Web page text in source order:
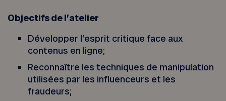
Objectifs de l’atelier
Développer l’esprit critique face aux
contenus en ligne;
Reconnaître les techniques de manipulation
utilisées par les influenceurs et les
fraudeurs;